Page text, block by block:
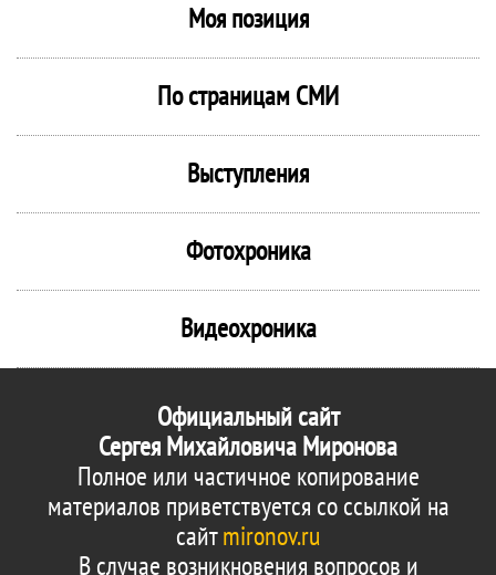
Моя позиция
По страницам СМИ
Выступления
Фотохроника
Видеохроника
Официальный сайт
Сергея Михайловича Миронова
Полное или частичное копирование
материалов приветствуется со ссылкой на
сайтmironov.ru
В случае возникновения вопросов и